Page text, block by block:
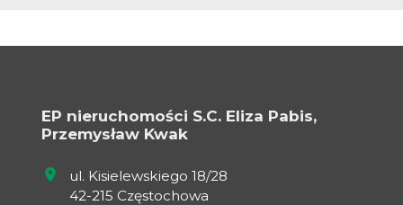
EP nieruchomości S.C. Eliza Pabis,
Przemysław Kwak
ul. Kisielewskiego 18/28
42-215 Częstochowa